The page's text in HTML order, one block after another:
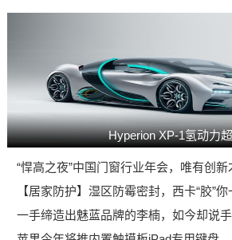
Hyperion XP-1氢动力
“悍高之夜”中国门窗行业年会，唯有创新
【居家防护】湿区防霉密封，西卡“胶”你
一手缔造出魅蓝品牌的李楠，如今却说